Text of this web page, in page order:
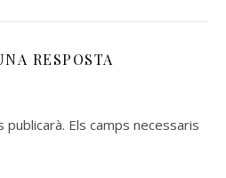
RESPOSTA
publicarà. Els camps necessaris